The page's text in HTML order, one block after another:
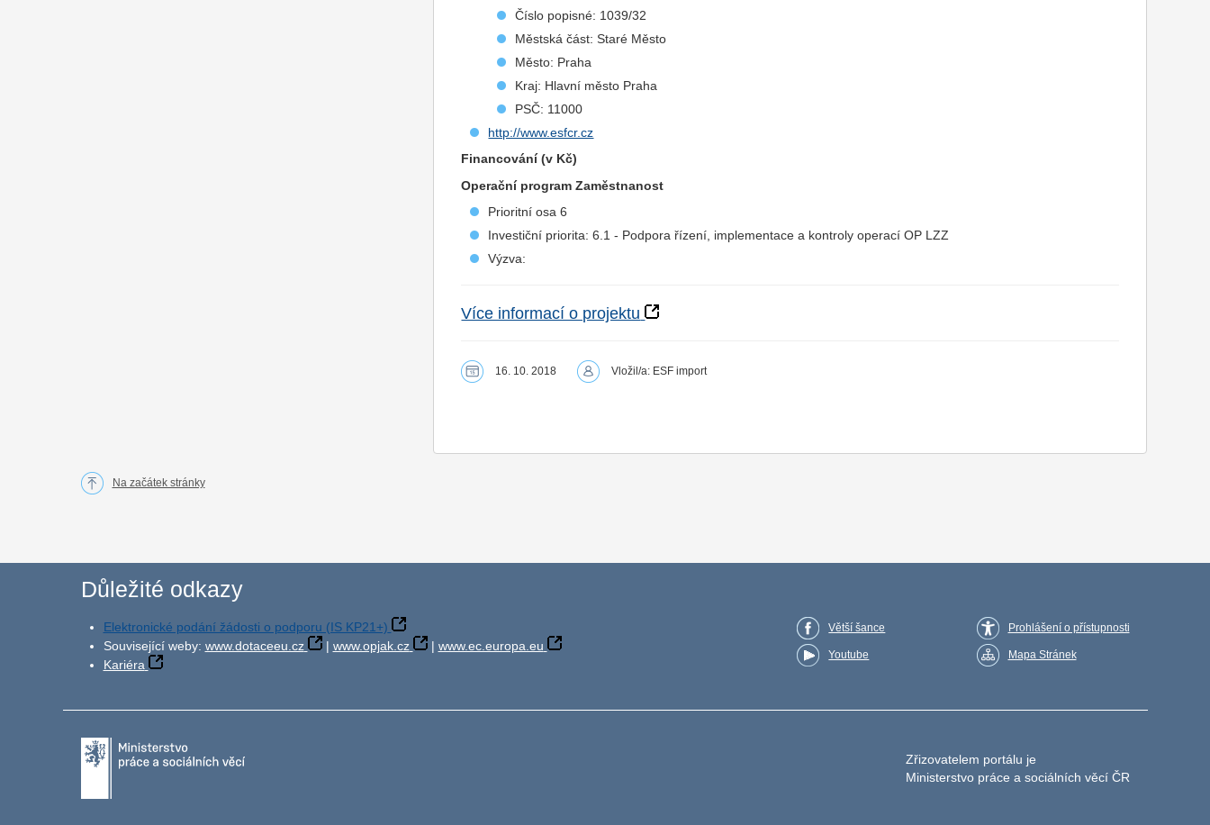
Číslo popisné: 1039/32
Městská část: Staré Město
Město: Praha
Kraj: Hlavní město Praha
PSČ: 11000
http://www.esfcr.cz
Financování (v Kč)
Operační program Zaměstnanost
Prioritní osa 6
Investiční priorita: 6.1 - Podpora řízení, implementace a kontroly operací OP LZZ
Výzva:
Více informací o projektu
16. 10. 2018 Vložil/a: ESF import
Na začátek stránky
Důležité odkazy
Elektronické podání žádosti o podporu (IS KP21+)
Související weby: www.dotaceeu.cz | www.opjak.cz | www.ec.europa.eu
Kariéra
Větší šance
Youtube
Prohlášení o přístupnosti
Mapa Stránek
Zřizovatelem portálu je
Ministerstvo práce a sociálních věcí ČR